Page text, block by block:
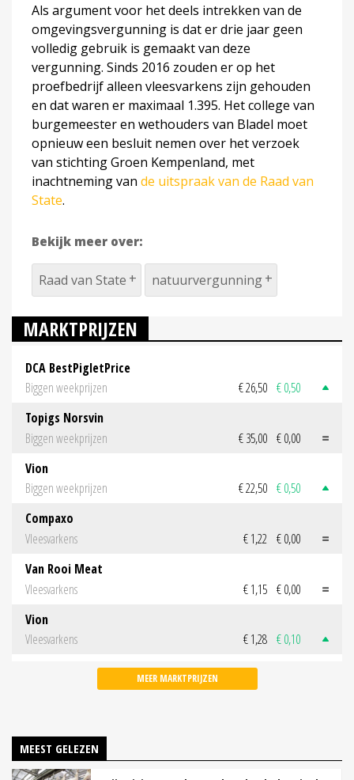
Als argument voor het deels intrekken van de
omgevingsvergunning is dat er drie jaar geen
volledig gebruik is gemaakt van deze
vergunning. Sinds 2016 zouden er op het
proefbedrijf alleen vleesvarkens zijn gehouden
en dat waren er maximaal 1.395. Het college van
burgemeester en wethouders van Bladel moet
opnieuw een besluit nemen over het verzoek
van stichting Groen Kempenland, met
inachtneming van de uitspraak van de Raad van
State.
Bekijk meer over:
Raad van State natuurvergunning
MARKTPRIJZEN
DCA BestPigletPrice
Biggen weekprijzen
€ 26,50 € 0,50
Topigs Norsvin
Biggen weekprijzen
€ 35,00 € 0,00
Vion
Biggen weekprijzen
€ 22,50 € 0,50
Compaxo
Vleesvarkens
€ 1,22 € 0,00
Van Rooi Meat
Vleesvarkens
€ 1,15 € 0,00
Vion
Vleesvarkens
€ 1,28 € 0,10
MEER MARKTPRIJZEN
MEEST GELEZEN